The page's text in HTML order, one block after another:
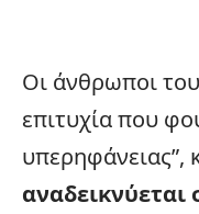
Οι άνθρωποι
επιτυχία που
υπερηφάνειας”,
αναδεικνύεται